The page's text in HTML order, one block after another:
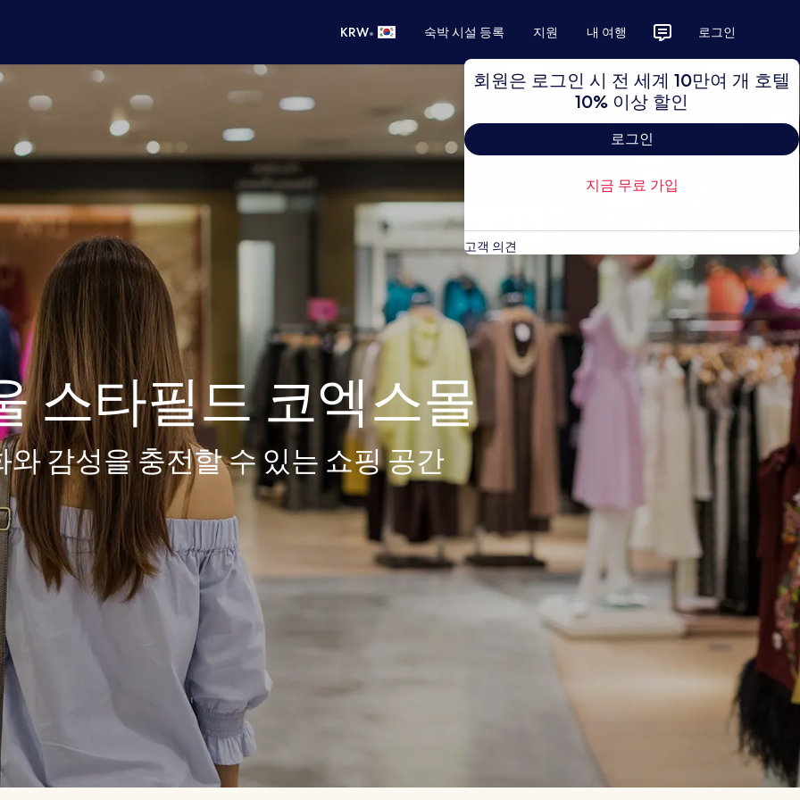
KRW• 숙박 시설 등록 지원 내 여행 로그인
회원은 로그인 시 전 세계 10만여 개 호텔
10% 이상 할인
로그인
지금 무료 가입
고객 의견
스타필드 코엑스몰
와 감성을 충전할 수 있는 쇼핑 공간